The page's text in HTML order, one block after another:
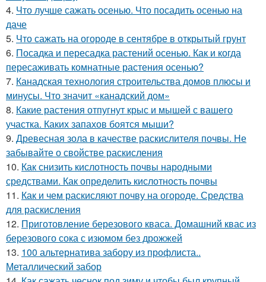
4. Что лучше сажать осенью. Что посадить осенью на
даче
5. Что сажать на огороде в сентябре в открытый грунт
6. Посадка и пересадка растений осенью. Как и когда
пересаживать комнатные растения осенью?
7. Канадская технология строительства домов плюсы и
минусы. Что значит «канадский дом»
8. Какие растения отпугнут крыс и мышей с вашего
участка. Каких запахов боятся мыши?
9. Древесная зола в качестве раскислителя почвы. Не
забывайте о свойстве раскисления
10. Как снизить кислотность почвы народными
средствами. Как определить кислотность почвы
11. Как и чем раскисляют почву на огороде. Средства
для раскисления
12. Приготовление березового кваса. Домашний квас из
березового сока с изюмом без дрожжей
13. 100 альтернатива забору из профлиста..
Металлический забор